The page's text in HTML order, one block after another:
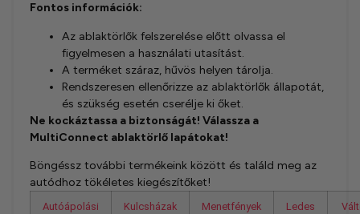
Fontos információk:
Az ablaktörlők felszerelése előtt olvassa el
figyelmesen a használati utasítást.
A terméket száraz, hűvös helyen tárolja.
Rendszeresen ellenőrizze az ablaktörlők állapotát,
és szükség esetén cserélje ki őket.
Ne kockáztassa a biztonságát! Válassza a
MultiConnect ablaktörlő lapátokat!
Böngéssz további termékeink között és találd meg az
autódhoz tökéletes kiegészítőket!
Autóápolási
Kulcsházak
Menetfények
Ledes